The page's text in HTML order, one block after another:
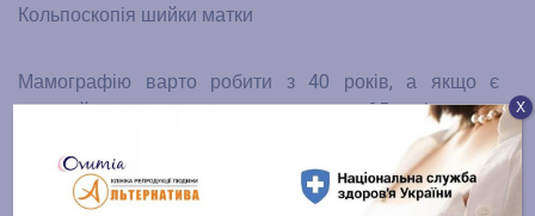
Кольпоскопія шийки матки
Мамографію варто робити з 40 років, а якщо є
високий ризик раку молочних залоз – з 35 років.
Окрім всього описаного фахівець може призначити
додаткові обстеження в залежності від результату
Х